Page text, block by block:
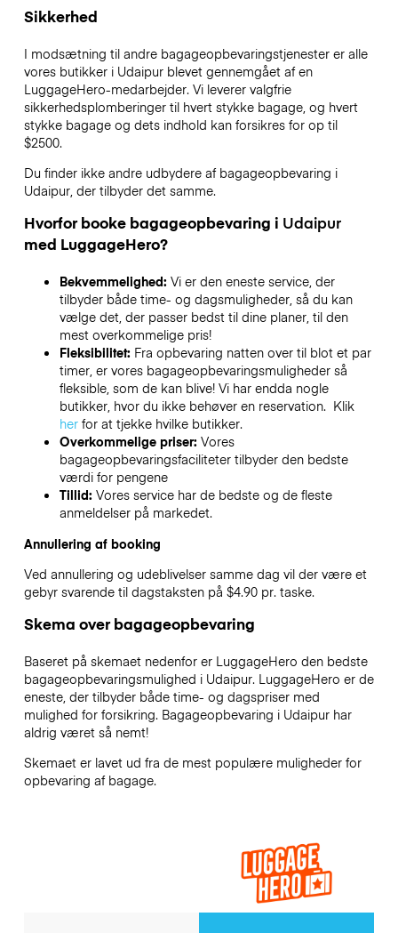
Sikkerhed
I modsætning til andre bagageopbevaringstjenesterer alle
vores butikker i Udaipurblevet gennemgået af en
LuggageHero-medarbejder. Vi leverer valgfrie
sikkerhedsplomberinger til hvert stykke bagage, og hvert
stykke bagage og dets indhold kan forsikres for op til
$2500.
Du finder ikke andre udbydere af bagageopbevaring i
Udaipur, der tilbyder det samme.
Hvorfor booke bagageopbevaring i Udaipur
med LuggageHero?
Bekvemmelighed: Vi er den eneste service, der
tilbyder både time- og dagsmuligheder, så du kan
vælge det, der passer bedst til dine planer, til den
mest overkommelige pris!
Fleksibilitet: Fra opbevaring natten over til blot et par
timer, er vores bagageopbevaringsmuligheder så
fleksible, som de kan blive! Vi har endda nogle
butikker, hvor du ikke behøver en reservation. Klik
herfor at tjekke hvilke butikker.
Overkommelige priser: Vores
bagageopbevaringsfaciliteter tilbyder den bedste
værdi for pengene
Tillid: Vores service har de bedste og de fleste
anmeldelser på markedet.
Annullering af booking
Ved annullering og udeblivelser samme dag vil der være et
gebyr svarende til dagstaksten på $4.90 pr. taske.
Skema over bagageopbevaring
Baseret på skemaet nedenfor er LuggageHero den bedste
bagageopbevaringsmulighed i Udaipur. LuggageHero er de
eneste, der tilbyder både time- og dagspriser med
mulighed for forsikring. Bagageopbevaring i Udaipurhar
aldrig været så nemt!
Skemaet er lavet ud fra de mest populære muligheder for
opbevaring af bagage.